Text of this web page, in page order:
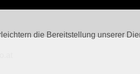
die Bereitstellung unserer